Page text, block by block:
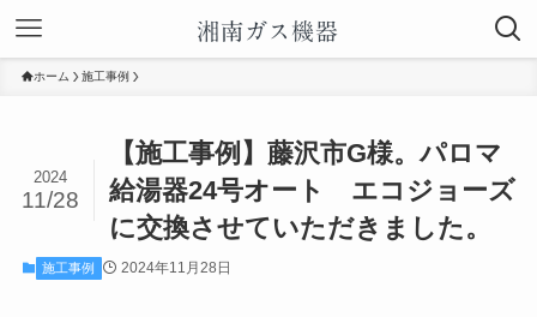
ホーム 施工事例
【施工事例】藤沢市G様。パロマ
給湯器24号オート エコジョーズ
に交換させていただきました。
2024
11/28
施工事例 2024年11月28日